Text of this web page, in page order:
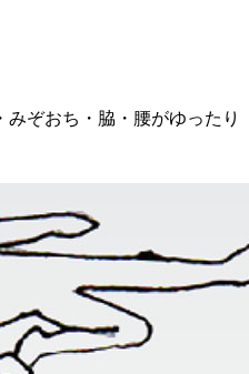
ぞおち・脇・腰がゆったり